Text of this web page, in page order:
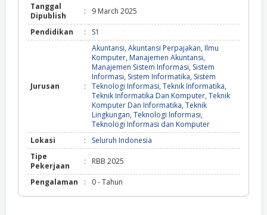
Tanggal
Dipublish
: 9 March 2025
Pendidikan : S1
Jurusan :
Akuntansi, Akuntansi Perpajakan, Ilmu
Komputer, Manajemen Akuntansi,
Manajemen Sistem Informasi, Sistem
Informasi, Sistem Informatika, Sistem
Teknologi Informasi, Teknik Informatika,
Teknik Informatika Dan Komputer, Teknik
Komputer Dan Informatika, Teknik
Lingkungan, Teknologi Informasi,
Teknologi Informasi dan Komputer
Lokasi
:
Seluruh Indonesia
Tipe
Pekerjaan
: RBB 2025
Pengalaman : 0 - Tahun